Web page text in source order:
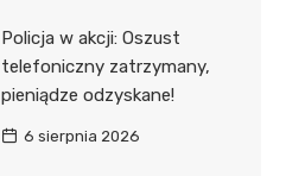
Policja w akcji: Oszust
telefoniczny zatrzymany,
pieniądze odzyskane!
6 sierpnia 2026